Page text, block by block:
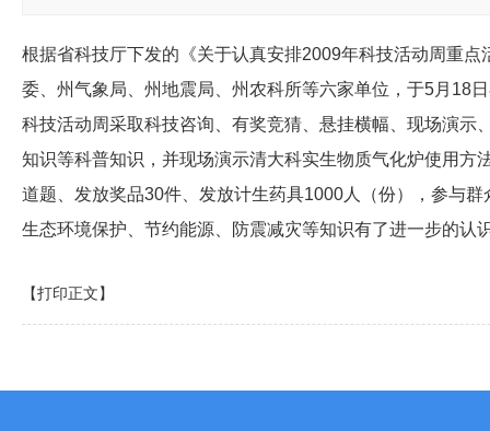
根据省科技厅下发的《关于认真安排2009年科技活动周重
委、州气象局、州地震局、州农科所等六家单位，于5月18
科技活动周采取科技咨询、有奖竞猜、悬挂横幅、现场演
知识等科普知识，并现场演示清大科实生物质气化炉使用
道题、发放奖品30件、发放计生药具1000人（份），参与
生态环境保护、节约能源、防震减灾等知识有了进一步的认
【打印正文】